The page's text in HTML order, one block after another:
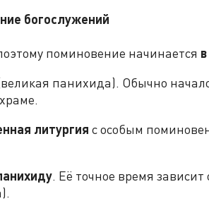
богослужений
поминовение начинается
панихида). Обычно
литургия с особым
. Её точное время зависит